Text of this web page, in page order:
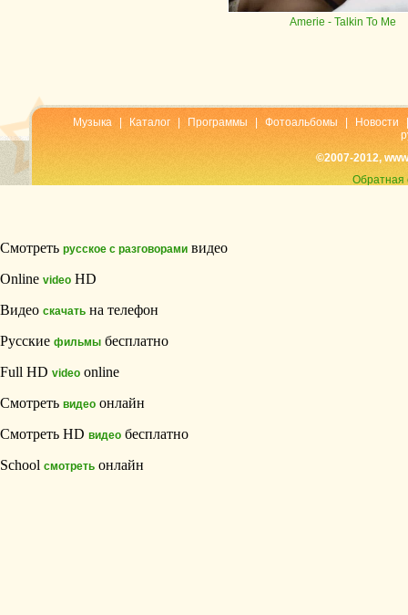
Amerie - Talkin To Me
Музыка Каталог Программы Фотоальбомы Новости
©2007-2012,
Обратная
Смотреть русское с разговорами видео
Online video HD
Видео скачать на телефон
Русские фильмы бесплатно
Full HD video online
Смотреть видео онлайн
Смотреть HD видео бесплатно
School смотреть онлайн